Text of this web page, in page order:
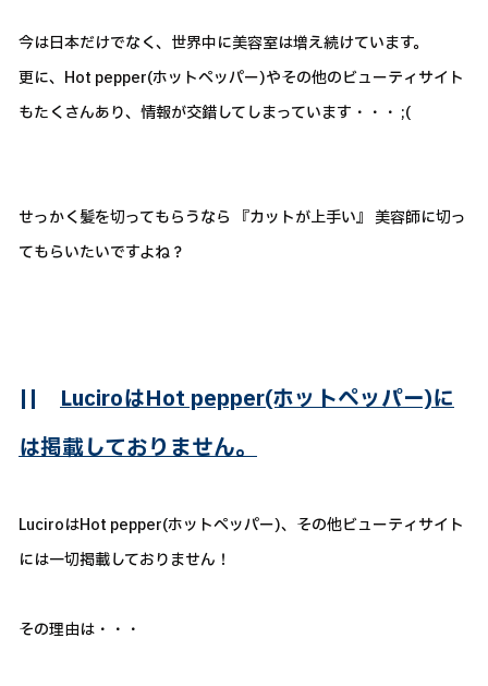
今は日本だけでなく、世界中に美容室は増え続けています。
更に、Hot pepper(ホットペッパー)やその他のビューティサイト
もたくさんあり、情報が交錯してしまっています・・・ ;(
せっかく髪を切ってもらうなら 『カットが上手い』 美容師に切っ
てもらいたいですよね？
|| LuciroはHot pepper(ホットペッパー)に
は掲載しておりません。
LuciroはHot pepper(ホットペッパー)、その他ビューティサイト
には一切掲載しておりません！
その理由は・・・